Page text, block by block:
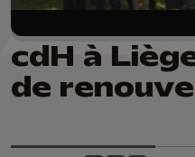
cdH à
de